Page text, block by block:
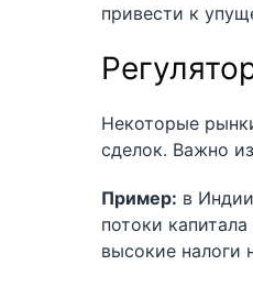
привести к
Некоторые
сделок. Важно
Пример: в
потоки
высокие налоги